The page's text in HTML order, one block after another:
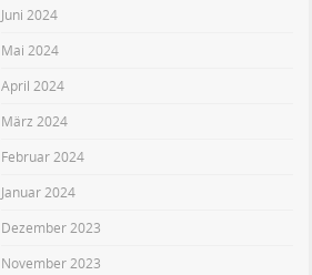
Juni 2024
Mai 2024
April 2024
März 2024
Februar 2024
Januar 2024
Dezember 2023
November 2023